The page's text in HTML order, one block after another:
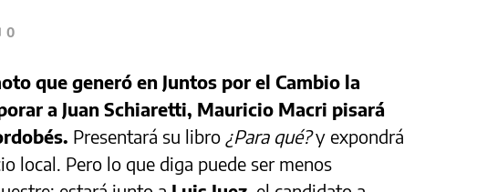
0
que generó en Juntos por el Cambio la
a Juan Schiaretti, Mauricio Macri pisará
Presentará su libro ¿Para qué?y expondrá
local. Pero lo que diga puede ser menos